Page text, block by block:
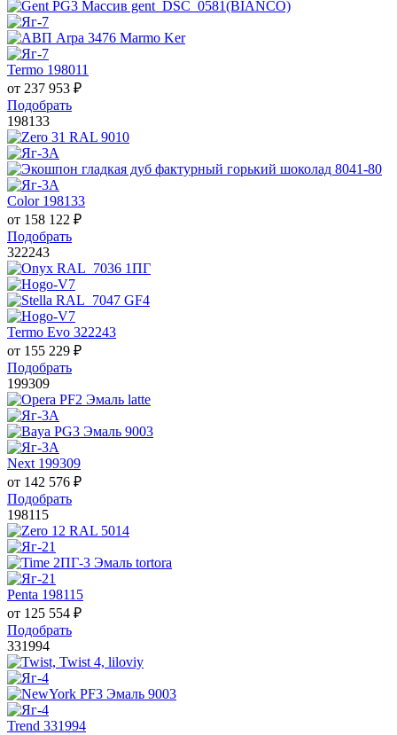
Termo 198011
от 237 953 ₽
Подобрать
198133
Color 198133
от 158 122 ₽
Подобрать
322243
Termo Evo 322243
от 155 229 ₽
Подобрать
199309
Next 199309
от 142 576 ₽
Подобрать
198115
Penta 198115
от 125 554 ₽
Подобрать
331994
Trend 331994